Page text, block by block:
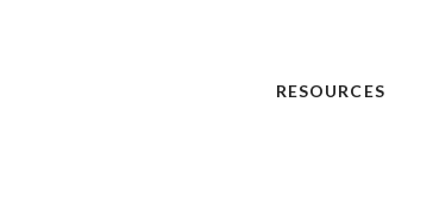
RESOURCES